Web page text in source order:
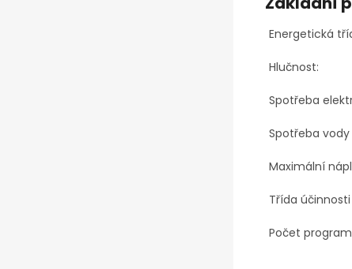
Energetická
Hlučnost:
Spotřeba
Spotřeba vody
Maximální
Třída
Počet